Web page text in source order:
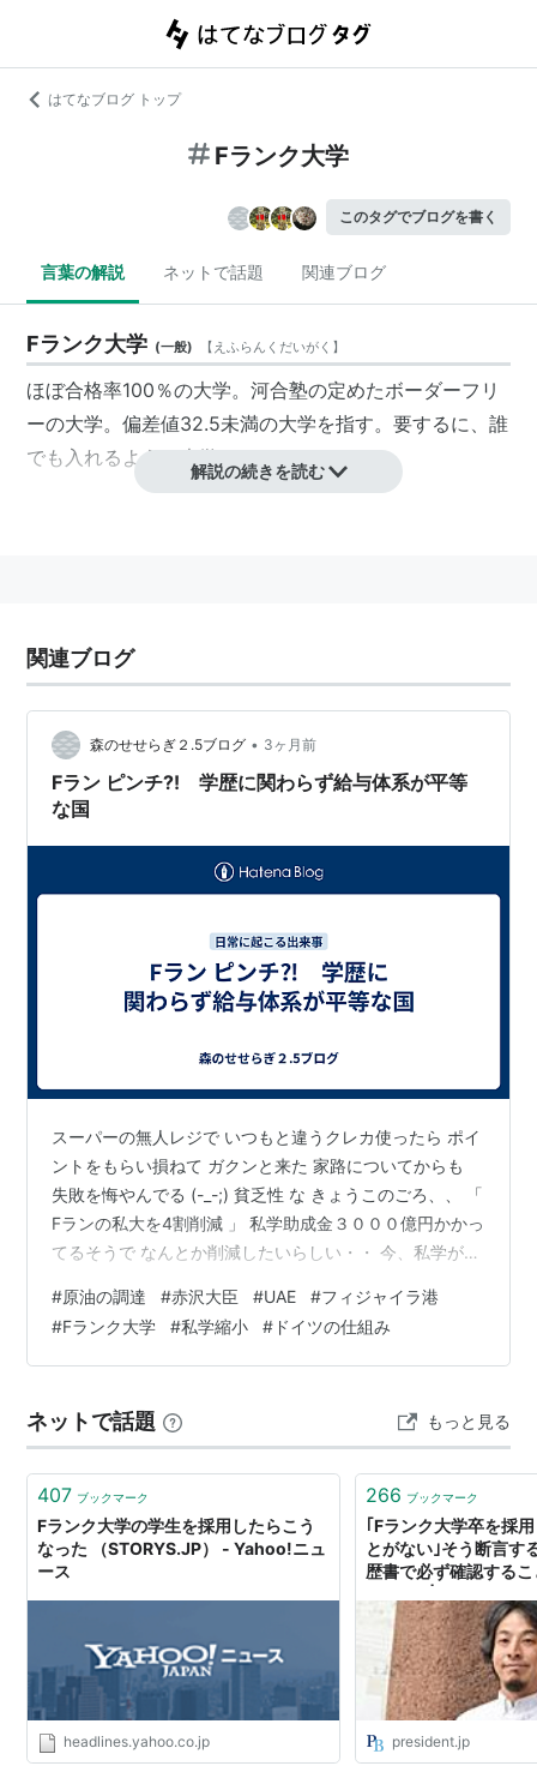
はてなブログ トップ
Fランク大学
このタグでブログを書く
言葉の解説 ネットで話題 関連ブログ
Fランク大学 (一般) 【 えふらんくだいがく 】
ほぼ合格率100％の大学。河合塾の定めたボーダーフリ
ーの大学。偏差値32.5未満の大学を指す。要するに、誰
でも入れるような大学。
解説の続きを読む
関連ブログ
森のせせらぎ２.5ブログ • 3ヶ月前
Fラン ピンチ⁈ 学歴に関わらず給与体系が平等
な国
スーパーの無人レジで いつもと違うクレカ使ったら ポイ
ントをもらい損ねて ガクンと来た 家路についてからも
失敗を悔やんでる (-_-;) 貧乏性 な きょうこのごろ、、 「
Fランの私大を4割削減 」 私学助成金３０００億円かかっ
てるそうで なんとか削減したいらしい・・ 今、私学が多
校 さつきちゃん またもや 打ち出したね！！ まあね AIの
普及で そもそも ホワイトカラーが 今よりは .いらなくな
るし 何かとむずかしいｚ世代 新卒採用減らされてるし
学 そもそも ほとんどの子供が大学…
#原油の調達 #赤沢大臣 #UAE #フィジャイラ港
#Fランク大学 #私学縮小 # ドイツの仕組み
ネットで話題 もっと見る
407 ブックマーク
Fランク大学の学生を採用したらこう
なった （STORYS.JP） - Yahoo!ニュ
ース
headlines.yahoo.co.jp
266 ブックマーク
｢Fランク大学卒を採
とがない｣そう断言す
歴書で必ず確認する
なぐメディア
president.jp